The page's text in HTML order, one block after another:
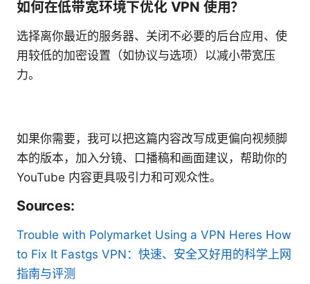
如何在低带宽环境下优化 VPN 使用？
选择离你最近的服务器、关闭不必要的后台应用、使
用较低的加密设置（如协议与选项）以减小带宽压
力。
如果你需要，我可以把这篇内容改写成更偏向视频脚
本的版本，加入分镜、口播稿和画面建议，帮助你的
YouTube 内容更具吸引力和可观众性。
Sources:
Trouble with Polymarket Using a VPN Heres How
to Fix It Fastgs VPN：快速、安全又好用的科学上网
指南与评测